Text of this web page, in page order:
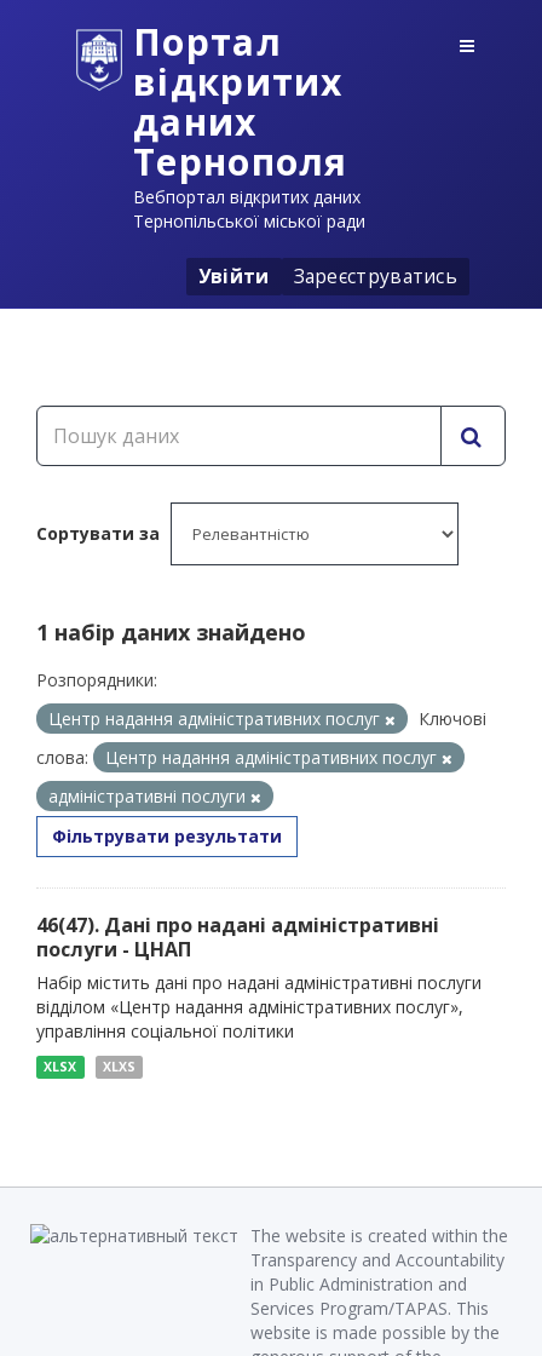
Портал
відкритих
даних
Тернополя
Вебпортал відкритих даних
Тернопільської міської ради
Увійти Зареєструватись
Сортувати за
1 набір даних знайдено
Розпорядники:
Центр надання адміністративних послуг
Ключові
слова:
Центр надання адміністративних послуг
адміністративні послуги
Фільтрувати результати
46(47). Дані про надані адміністративні
послуги - ЦНАП
Набір містить дані про надані адміністративні послуги
відділом «Центр надання адміністративних послуг»,
управління соціальної політики
XLSX XLXS
The website is created within the
Transparency and Accountability
in Public Administration and
Services Program/TAPAS. This
website is made possible by the